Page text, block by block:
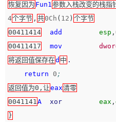
恢复因为 Fun1参数入栈改变的栈指
4个字节 , 共0Ch ( 12 ) 个字节
00411414
add esp ,
00411417
mov
将返回值保存在d 中 .
return
0 ;
返回值为0,让eax清零
0041141A xor eax ,
}